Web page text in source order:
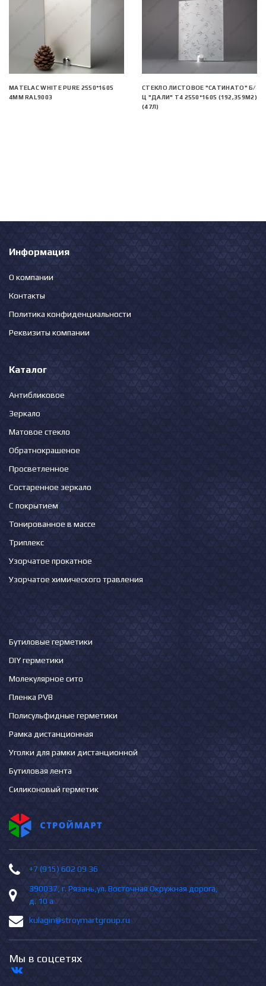
MATELAC WHITE PURE 2550*1605
4ММ RAL9003
СТЕКЛО ЛИСТОВОЕ "САТИНАТО" Б/
Ц "ДАЛИ" Т4 2550*1605 (192,359М2)
(47Л)
Информация
О компании
Контакты
Политика конфиденциальности
Реквизиты компании
Каталог
Антибликовое
Зеркало
Матовое стекло
Обратнокрашеное
Просветленное
Состаренное зеркало
С покрытием
Тонированное в массе
Триплекс
Узорчатое прокатное
Узорчатое химического травления
Бутиловые герметики
DIY герметики
Молекулярное сито
Пленка PVB
Полисульфидные герметики
Рамка дистанционная
Уголки для рамки дистанционной
Бутиловая лента
Силиконовый герметик
+7 (915) 602 09 36
390037, г. Рязань,ул. Восточная Окружная дорога,
д. 10 а
kulagin@stroymartgroup.ru
Мы в соцсетях